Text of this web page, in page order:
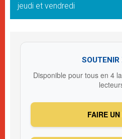
jeudi et vendredi
SOUTENIR
Disponible pour tous en 4
FAIRE